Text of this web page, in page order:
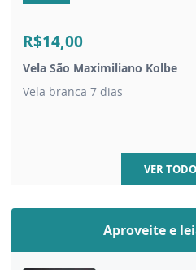
R$14,00
Vela São Maximiliano Kolbe
Vela branca 7 dias
VER
Aproveite e